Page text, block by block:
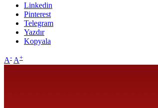
Linkedin
Pinterest
Telegram
Yazdır
Kopyala
A- A+